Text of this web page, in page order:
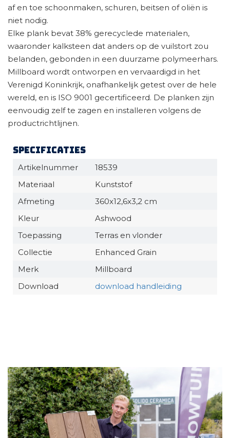
af en toe schoonmaken, schuren, beitsen of oliën is
niet nodig.
Elke plank bevat 38% gerecyclede materialen,
waaronder kalksteen dat anders op de vuilstort zou
belanden, gebonden in een duurzame polymeerhars.
Millboard wordt ontworpen en vervaardigd in het
Verenigd Koninkrijk, onafhankelijk getest over de hele
wereld, en is ISO 9001 gecertificeerd. De planken zijn
eenvoudig zelf te zagen en installeren volgens de
productrichtlijnen.
Specificaties
Artikelnummer
18539
Materiaal
Kunststof
Afmeting
360x12,6x3,2 cm
Kleur
Ashwood
Toepassing
Terras en vlonder
Collectie
Enhanced Grain
Merk
Millboard
Download
download handleiding